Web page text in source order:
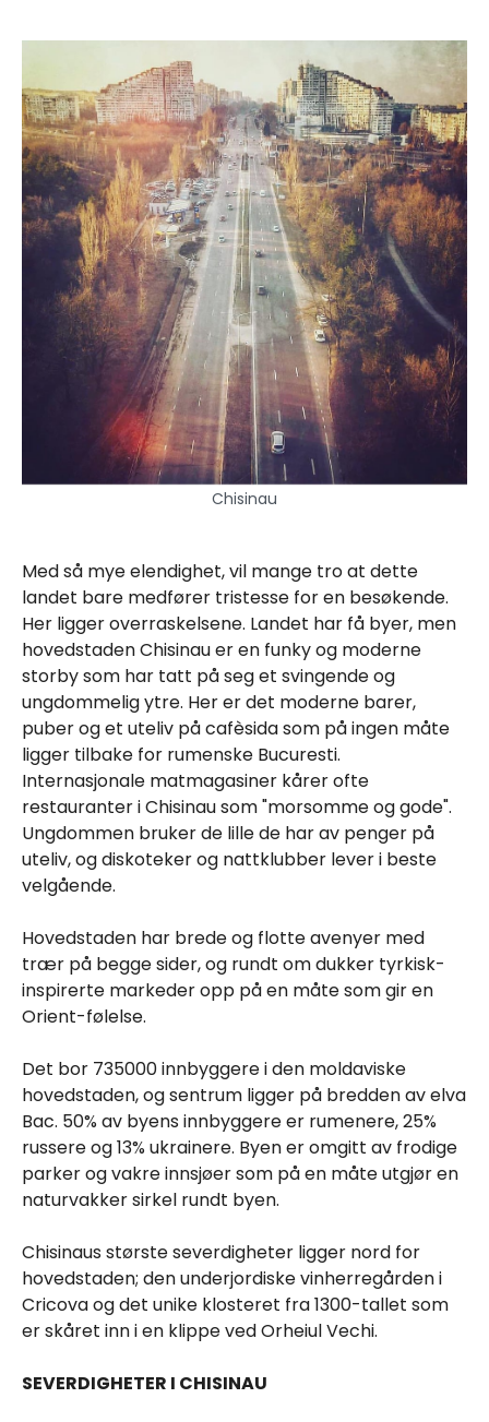
Chisinau
Med så mye elendighet, vil mange tro at dette
landet bare medfører tristesse for en besøkende.
Her ligger overraskelsene. Landet har få byer, men
hovedstaden Chisinau er en funky og moderne
storby som har tatt på seg et svingende og
ungdommelig ytre. Her er det moderne barer,
puber og et uteliv på cafèsida som på ingen måte
ligger tilbake for rumenske Bucuresti.
Internasjonale matmagasiner kårer ofte
restauranter i Chisinau som "morsomme og gode".
Ungdommen bruker de lille de har av penger på
uteliv, og diskoteker og nattklubber lever i beste
velgående.
Hovedstaden har brede og flotte avenyer med
trær på begge sider, og rundt om dukker tyrkisk-
inspirerte markeder opp på en måte som gir en
Orient-følelse.
Det bor 735000 innbyggere i den moldaviske
hovedstaden, og sentrum ligger på bredden av elva
Bac. 50% av byens innbyggere er rumenere, 25%
russere og 13% ukrainere. Byen er omgitt av frodige
parker og vakre innsjøer som på en måte utgjør en
naturvakker sirkel rundt byen.
Chisinaus største severdigheter ligger nord for
hovedstaden; den underjordiske vinherregården i
Cricova og det unike klosteret fra 1300-tallet som
er skåret inn i en klippe ved Orheiul Vechi.
SEVERDIGHETER I CHISINAU